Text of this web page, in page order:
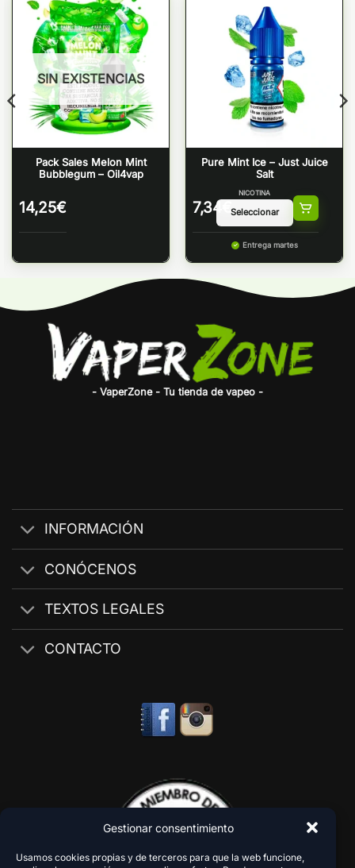
Gestionar consentimiento
Usamos cookies propias y de terceros para que la web funcione,
SIN EXISTENCIAS
Pack Sales Melon Mint
Bubblegum – Oil4vap
14,25€
Pure Mint Ice – Just Juice
Salt
7,34 €
NICOTINA
Entrega martes
- VaperZone - Tu tienda de vapeo -
INFORMACIÓN
CONÓCENOS
TEXTOS LEGALES
CONTACTO